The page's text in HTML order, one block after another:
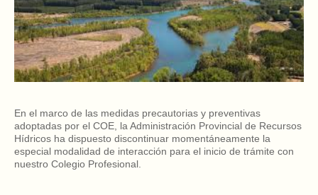
En el marco de las medidas precautorias y preventivas
adoptadas por el COE, la Administración Provincial de Recursos
Hídricos ha dispuesto discontinuar momentáneamente la
especial modalidad de interacción para el inicio de trámite con
nuestro Colegio Profesional.